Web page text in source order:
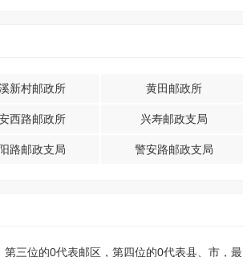
新村邮政所 黄田邮政所
西路邮政所 兴寿邮政支局
路邮政支局 警安路邮政支局
三位的0代表邮区，第四位的0代表县、市，最